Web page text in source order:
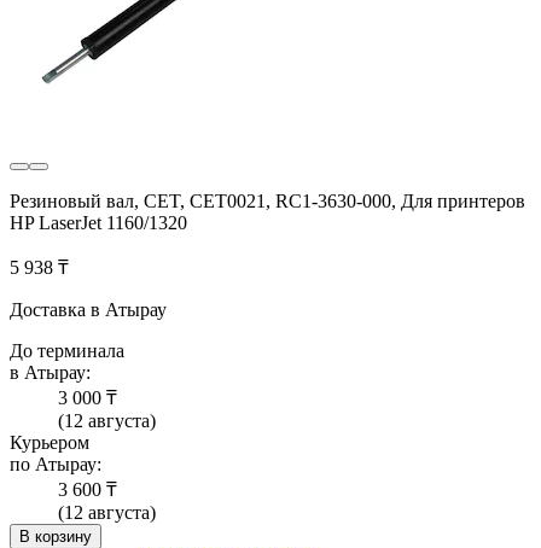
Резиновый вал, CET, CET0021, RC1-3630-000, Для принтеров
HP LaserJet 1160/1320
5 938 ₸
Доставка в Атырау
До терминала
в Атырау:
3 000 ₸
(12 августа)
Курьером
по Атырау:
3 600 ₸
(12 августа)
В корзину